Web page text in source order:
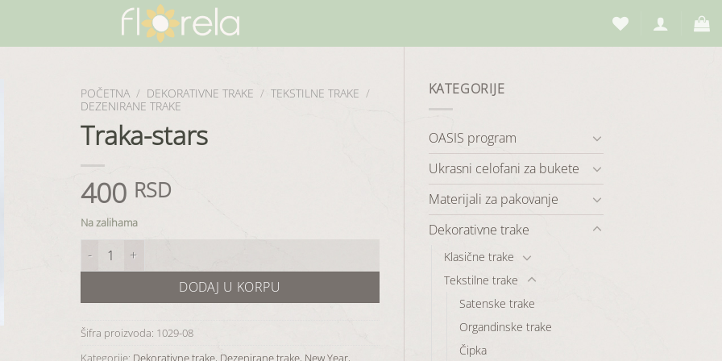
KATEGORIJE
OASIS program
Ukrasni celofani za bukete
Materijali za pakovanje
Dekorativne trake
Klasične trake
Tekstilne trake
Satenske trake
Organdinske trake
Čipka
POČETNA / DEKORATIVNE TRAKE / TEKSTILNE TRAKE /
DEZENIRANE TRAKE
Traka-stars
400 RSD
Na zalihama
Traka-stars količina
DODAJ U KORPU
Šifra proizvoda: 1029-08
Kategorije: Dekorativne trake, Dezenirane trake, New Year,